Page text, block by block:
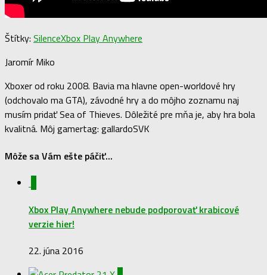
Štítky: SilenceXbox Play Anywhere
Jaromír Miko
Xboxer od roku 2008. Bavia ma hlavne open-worldové hry
(odchovalo ma GTA), závodné hry a do môjho zoznamu naj
musím pridať Sea of Thieves. Dôležité pre mňa je, aby hra bola
kvalitná. Môj gamertag: gallardoSVK
Môže sa Vám ešte páčiť...
Xbox Play Anywhere nebude podporovať krabicové
verzie hier!
22. júna 2016